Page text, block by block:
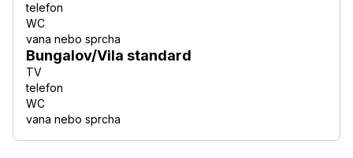
telefon
WC
vana nebo sprcha
Bungalov/Vila standard
TV
telefon
WC
vana nebo sprcha